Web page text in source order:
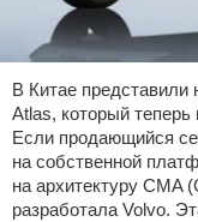
В Китае представили
Atlas, который теперь
Если продающийся
на собственной
на архитектуру CMA
разработала Volvo.